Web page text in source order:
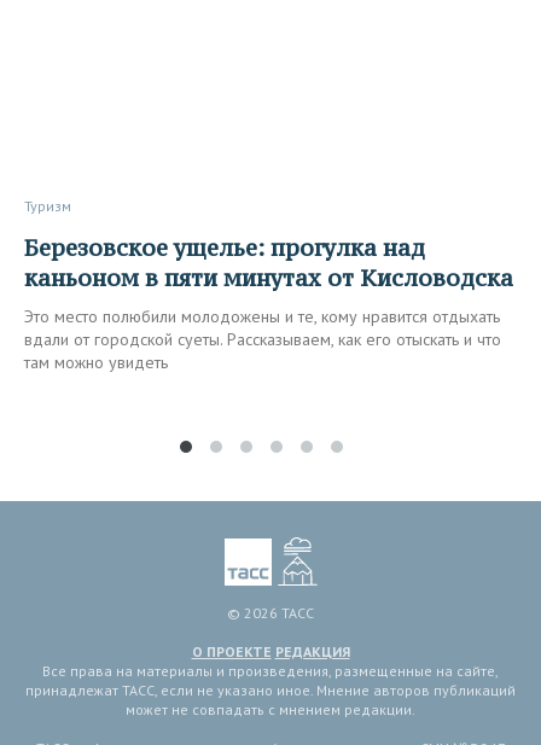
Туризм
Березовское ущелье: прогулка над
каньоном в пяти минутах от Кисловодска
Это место полюбили молодожены и те, кому нравится отдыхать
вдали от городской суеты. Рассказываем, как его отыскать и что
там можно увидеть
© 2026 ТАСС
О ПРОЕКТЕ РЕДАКЦИЯ
Все права на материалы и произведения, размещенные на сайте,
принадлежат ТАСС, если не указано иное. Мнение авторов публикаций
может не совпадать с мнением редакции.